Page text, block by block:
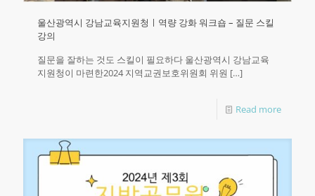
울산광역시 강남교육지원청ㅣ역량 강화 워크숍 – 질문 스킬
강의
질문을 잘하는 것도 스킬이 필요하다 울산광역시 강남교육
지원청이 마련한2024 지역교권보호위원회 위원 […]
Read more